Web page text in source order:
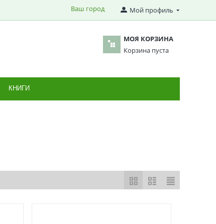
Мой профиль
Ваш город
МОЯ КОРЗИНА
Корзина пуста
КНИГИ